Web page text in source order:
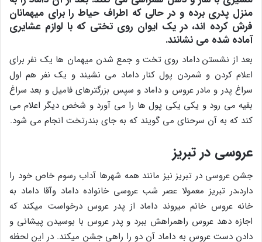
منزل پدری برده و در حالی که اطراف حیاط را برای میهمانان
فرش کرده اند، در یک ایوان روی تختی که با لوازم عشایری
آماده شده می نشانند.
بعد از نشستن داماد روی تخت و جمع شدن میهمان ها یک نفر برای
اعلام کردن و شمردن پول کنار داماد می نشیند و یک نفر هم اول
سراغ پدر و مادر عروس و داماد و سپس بزرگترهای فامیل و بعد سراغ
بقیه می رود و یکی یکی پول ها را می آورد و شخص دیگر اعلام می
کند که به آن سرحنای می گویند که به جای بندرتخت انجام می شود.
عروسی در تبریز
جشن عروسی در تبریز نیز مانند همه شهرها آداب رسوم خاص خود را
دارد،در تبریز معمولا عصر شب عروسی خانواده داماد وآقا داماد به
خانه عروس خانم میروند داماد از پدر عروس درخواست میکند که
اجازه دهد عروس راهمراهش ببرد و پدر عروس با بوسیدن پیشانی و
دادن دست عروس به داماد آن دو را راهی جشن میکند. در این لحظه